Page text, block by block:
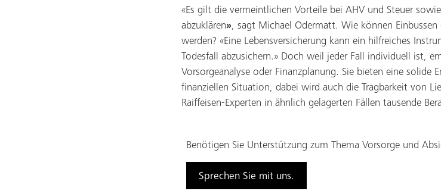
«Es gilt die vermeintlichen Vorteile bei AHV und Steuer
abzuklären», sagt Michael Odermatt. Wie können
werden? «Eine Lebensversicherung kann ein hilfreiches
Todesfall abzusichern.» Doch weil jeder Fall individuell ist,
Vorsorgeanalyse oder Finanzplanung. Sie bieten eine solide
finanziellen Situation, dabei wird auch die Tragbarkeit von
Raiffeisen-Experten in ähnlich gelagerten Fällen tausende
Benötigen Sie Unterstützung zum Thema Vorsorge und
Sprechen Sie mit uns.